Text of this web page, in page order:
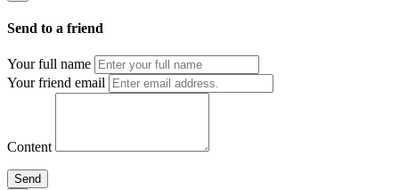
Send to a friend
Your full name
Your friend email
Content
Send